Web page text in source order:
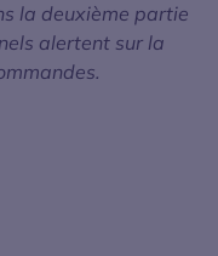
la deuxième partie
alertent sur la